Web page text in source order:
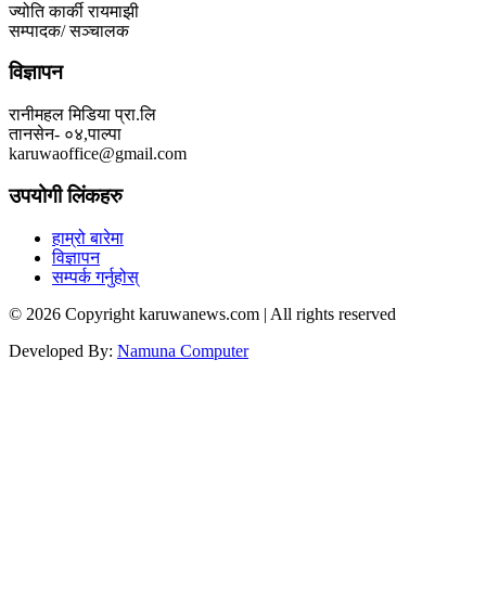
ज्योति कार्की रायमाझी
सम्पादक/ सञ्चालक
विज्ञापन
रानीमहल मिडिया प्रा.लि
तानसेन- ०४,पाल्पा
karuwaoffice@gmail.com
उपयोगी लिंकहरु
हाम्रो बारेमा
विज्ञापन
सम्पर्क गर्नुहोस्
© 2026 Copyright karuwanews.com | All rights reserved
Developed By: Namuna Computer